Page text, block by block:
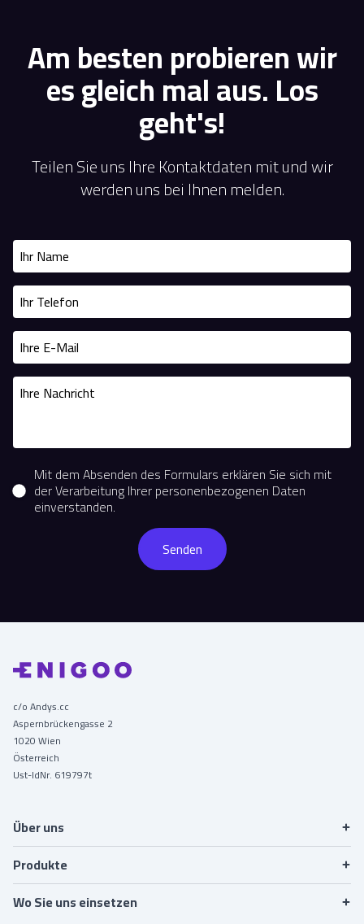
Am besten probieren wir
es gleich mal aus. Los
geht's!
Teilen Sie uns Ihre Kontaktdaten mit und wir
werden uns bei Ihnen melden.
Mit dem Absenden des Formulars erklären Sie sich mit
der Verarbeitung Ihrer personenbezogenen Daten
einverstanden.
c/o Andys.cc
Aspernbrückengasse 2
1020 Wien
Österreich
Ust-IdNr. 619797t
Über uns
Kontaktangaben
Wo Sie uns einsetzen
Zustimmung zur DSGVO
Produkte
Ticket-System
CRM-Fans
CRM-Business
Akkreditierung
Wo Sie uns einsetzen
Festivals
Kultur
Zoos
Familienzentren
Konferenzen